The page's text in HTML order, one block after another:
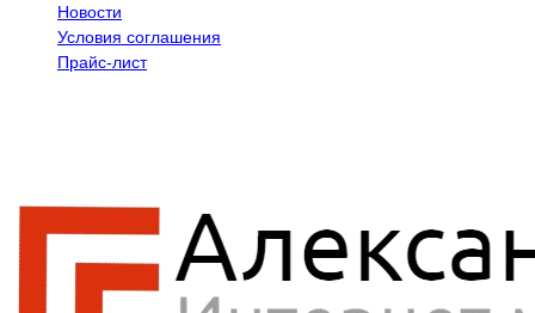
Новости
Условия соглашения
Прайс-лист